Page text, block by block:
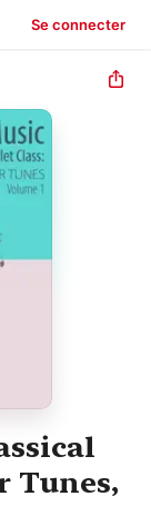
Se connecter
Tunes,